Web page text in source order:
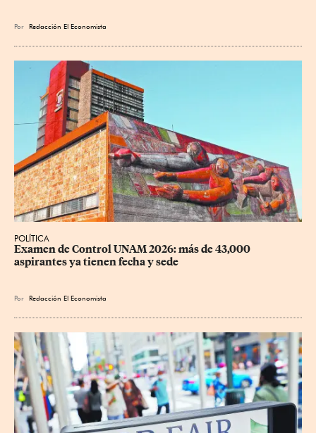
Por Redacción El Economista
POLÍTICA
Examen de Control UNAM 2026: más de 43,000
aspirantes ya tienen fecha y sede
Por Redacción El Economista